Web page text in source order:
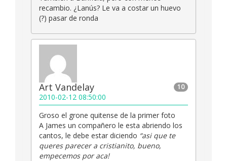
recambio. ¿Lanús? Le va a costar un huevo
(?) pasar de ronda
10
Art Vandelay
2010-02-12 08:50:00
Groso el grone quitense de la primer foto
A James un compañero le esta abriendo los
cantos, le debe estar diciendo “asi que te
queres parecer a cristianito, bueno,
empecemos por aca!